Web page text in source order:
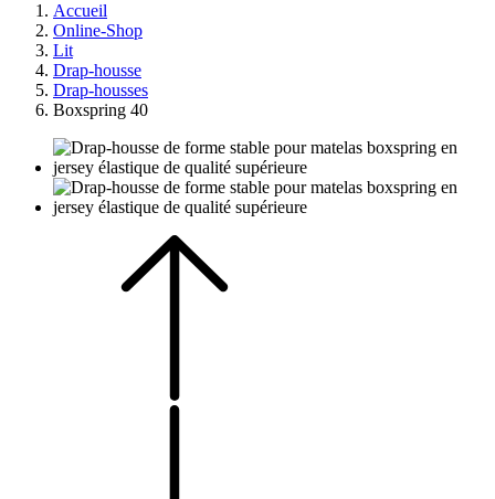
Accueil
Online-Shop
Lit
Drap-housse
Drap-housses
Boxspring 40